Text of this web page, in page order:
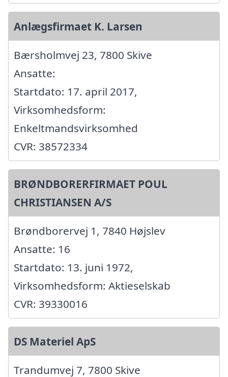
Anlægsfirmaet K. Larsen
Bærsholmvej 23, 7800 Skive
Ansatte:
Startdato: 17. april 2017,
Virksomhedsform:
Enkeltmandsvirksomhed
CVR: 38572334
BRØNDBORERFIRMAET POUL
CHRISTIANSEN A/S
Brøndborervej 1, 7840 Højslev
Ansatte: 16
Startdato: 13. juni 1972,
Virksomhedsform: Aktieselskab
CVR: 39330016
DS Materiel ApS
Trandumvej 7, 7800 Skive